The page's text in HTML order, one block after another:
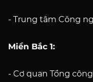
- Trung tâm Công
Miền Bắc 1:
-️ Cơ quan Tổng